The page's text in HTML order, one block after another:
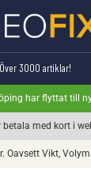
Över 3000 artiklar!
har flyttat till
betala med kort i
Oavsett Vikt,